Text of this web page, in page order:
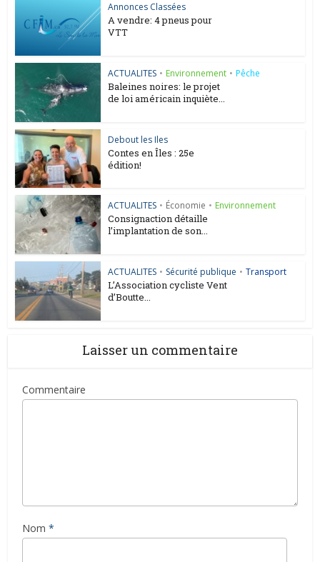
Annonces Classées
A vendre: 4 pneus pour
VTT
ACTUALITES • Environnement • Pêche
Baleines noires: le projet
de loi américain inquiète...
Debout les Iles
Contes en Îles : 25e
édition!
ACTUALITES • Économie • Environnement
Consignaction détaille
l’implantation de son...
ACTUALITES • Sécurité publique • Transport
L’Association cycliste Vent
d’Boutte...
Laisser un commentaire
Commentaire
Nom *